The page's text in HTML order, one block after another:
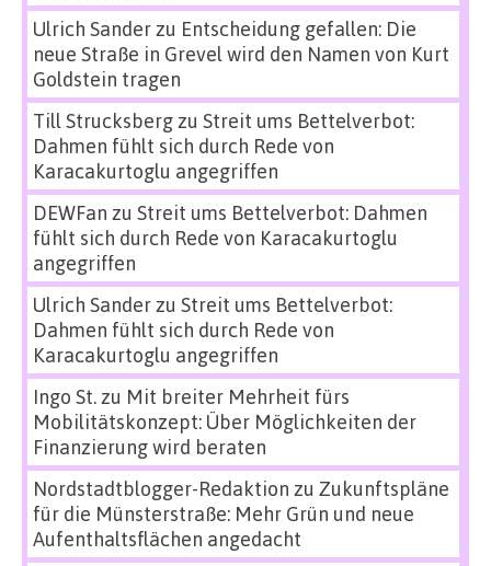
Ulrich Sanderzu Entscheidung gefallen: Die
neue Straße in Grevel wird den Namen von Kurt
Goldstein tragen
Till Strucksbergzu Streit ums Bettelverbot:
Dahmen fühlt sich durch Rede von
Karacakurtoglu angegriffen
DEWFan zu Streit ums Bettelverbot: Dahmen
fühlt sich durch Rede von Karacakurtoglu
angegriffen
Ulrich Sanderzu Streit ums Bettelverbot:
Dahmen fühlt sich durch Rede von
Karacakurtoglu angegriffen
Ingo St.zu Mit breiter Mehrheit fürs
Mobilitätskonzept: Über Möglichkeiten der
Finanzierung wird beraten
Nordstadtblogger-Redaktion zu Zukunftspläne
für die Münsterstraße: Mehr Grün und neue
Aufenthaltsflächen angedacht